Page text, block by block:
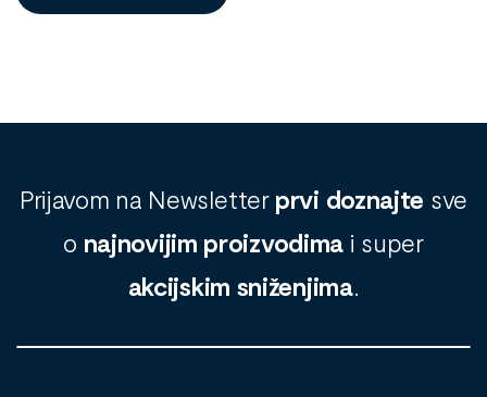
Prijavom na Newsletter prvi doznajte sve
o najnovijim proizvodima i super
akcijskim sniženjima.